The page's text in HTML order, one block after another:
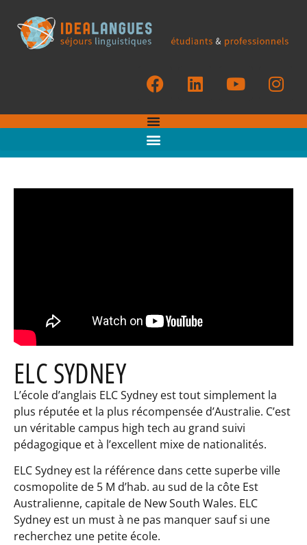
ELC SYDNEY
L’école d’anglais ELC Sydney est tout simplement la
plus réputée et la plus récompensée d’Australie. C’est
un véritable campus high tech au grand suivi
pédagogique et à l’excellent mixe de nationalités.
ELC Sydney est la référence dans cette superbe ville
cosmopolite de 5 M d’hab. au sud de la côte Est
Australienne, capitale de New South Wales. ELC
Sydney est un must à ne pas manquer sauf si une
recherchez une petite école.